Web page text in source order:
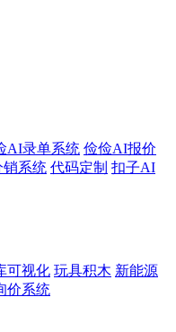
AI录单系统 俭俭AI报价
销系统 代码定制 扣子AI
可视化 玩具积木 新能源
价系统